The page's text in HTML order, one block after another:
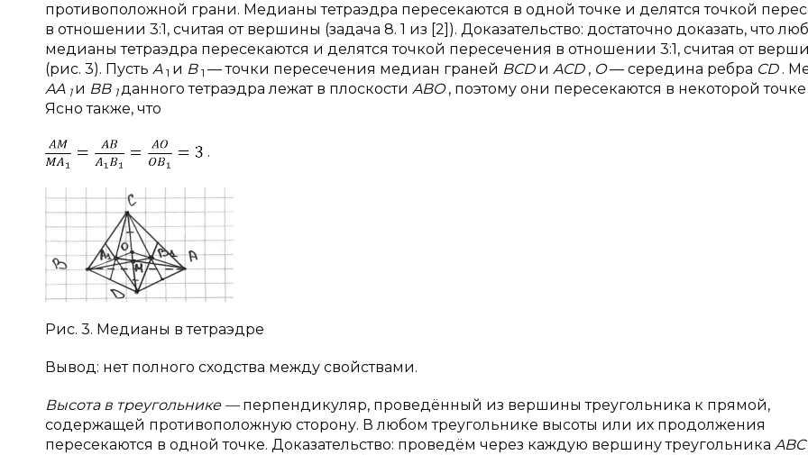
противоположной грани. Медианы тетраэдра пересекаются в одной точке и делятся точкой
в отношении 3:1, считая от вершины (задача 8. 1 из [2]). Доказательство: достаточно доказать, что
медианы тетраэдра пересекаются и делятся точкой пересечения в отношении 3:1, считая от
(рис. 3). Пусть A 1 и B 1 — точки пересечения медиан граней BCD и ACD , O— середина ребра CD .
AA 1 и BB 1данного тетраэдра лежат в плоскости ABO, поэтому они пересекаются в некоторой точке
Ясно также, что
.
Рис. 3. Медианы в тетраэдре
Вывод: нет полного сходства между свойствами.
Высота в треугольнике — перпендикуляр, проведённый из вершины треугольника к прямой,
содержащей противоположную сторону. В любом треугольнике высоты или их продолжения
пересекаются в одной точке. Доказательство: проведём через каждую вершину треугольника ABC